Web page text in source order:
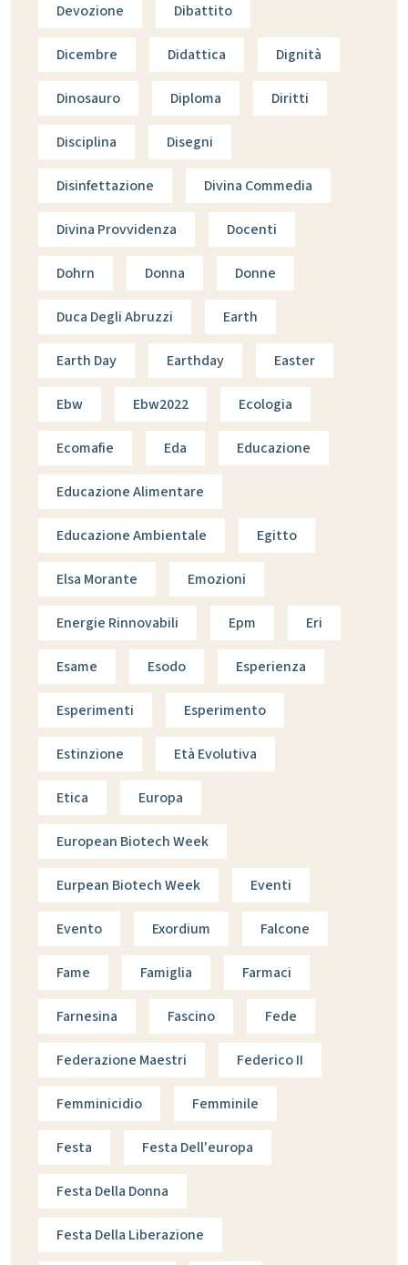
Devozione Dibattito
Dicembre Didattica Dignità
Dinosauro Diploma Diritti
Disciplina Disegni
Disinfettazione Divina Commedia
Divina Provvidenza Docenti
Dohrn Donna Donne
Duca Degli Abruzzi Earth
Earth Day Earthday Easter
Ebw Ebw2022 Ecologia
Ecomafie Eda Educazione
Educazione Alimentare
Educazione Ambientale Egitto
Elsa Morante Emozioni
Energie Rinnovabili Epm Eri
Esame Esodo Esperienza
Esperimenti Esperimento
Estinzione Età Evolutiva
Etica Europa
European Biotech Week
Eurpean Biotech Week Eventi
Evento Exordium Falcone
Fame Famiglia Farmaci
Farnesina Fascino Fede
Federazione Maestri Federico II
Femminicidio Femminile
Festa Festa Dell'europa
Festa Della Donna
Festa Della Liberazione